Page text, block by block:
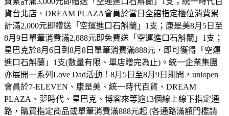
貨台北店、DREAM PLAZA會員於當日全館指定櫃位消費累
計滿2,000元即贈送「空運進口石斛蘭」1支；康是美8月5日至
8月9日單筆消費滿2,888元即免費送「空運進口石斛蘭」1支；
星巴克於8月6日到8月8日單筆消費滿888元，即可獲得「空運
進口石斛蘭」1支(數量有限、單店贈完為止)。統一企業集團
亦展開一系列Love Dad活動！8月5日至8月9日期間，uniopen
會員於7-ELEVEN、康是美、統一時代百貨、DREAM
PLAZA、夢時代、星巴克、博客來等逾13個線上線下指定通
路，購買指定商品或單筆消費滿888元起 (各通路滿額門檻請